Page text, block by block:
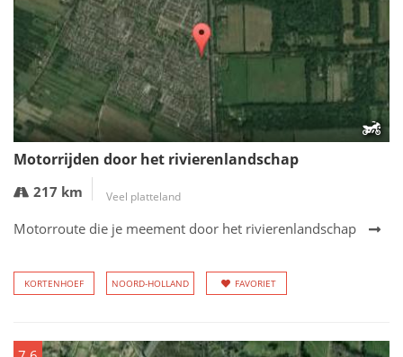
Motorrijden door het rivierenlandschap
217 km Veel platteland
Motorroute die je meement door het rivierenlandschap
KORTENHOEF NOORD-HOLLAND FAVORIET